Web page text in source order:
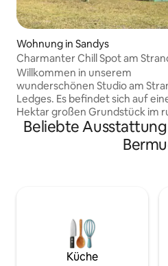
Wohnung in Sandys
Charmanter Chill Spot am
Willkommen in unserem
wunderschönen Studio am
Ledges. Es befindet sich auf
Hektar großen Grundstück im
Westen von Bermuda. Mach
Spaziergänge auf unserer
zum lokalen Bauernhof. Die
deine Tage auf dem Grundstück
einem von 2 Privatstränden. Das
Ledges-Studio ist ein
Juwel mit freiliegenden
Beliebte
Küche